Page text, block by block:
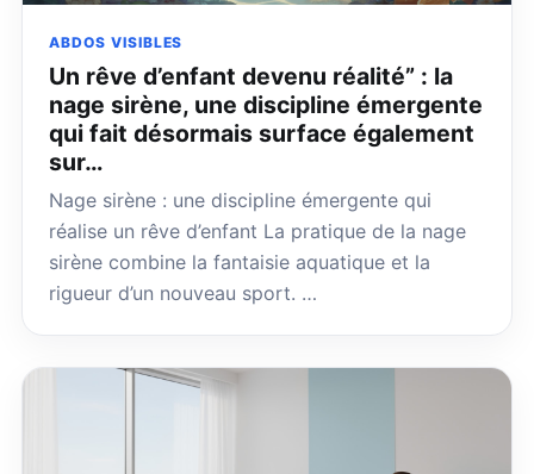
ABDOS VISIBLES
Un rêve d’enfant devenu réalité” : la
nage sirène, une discipline émergente
qui fait désormais surface également
sur…
Nage sirène : une discipline émergente qui
réalise un rêve d’enfant La pratique de la nage
sirène combine la fantaisie aquatique et la
rigueur d’un nouveau sport. …